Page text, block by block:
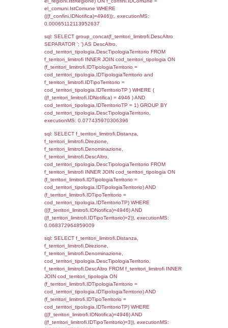
LEFT JOIN el_province AS el_province_1
a1_stabilimento.IstProvinciaSL =
el_regioni_1 ON
el_regioni_1.IstRegione where
executionMS: 0.00075197219848633
sql: SELECT a2p.Cognome, a2p.Nome
a2_ruolipersonale a2rp INNER JOIN
a2rp.IDPersonale = a2p.IDPersonale
(((a2p.IDNotifica)=4946) AND
executionMS: 0.0066161155700684
sql: SELECT a2p.Cognome, a2p.Nome
a2_ruolipersonale a2rp INNER JOIN
a2rp.IDPersonale = a2p.IDPersonale
(((a2p.IDNotifica)=4946) AND
executionMS: 0.0023429393768311
sql: SELECT Cognome, Nome FROM
reg_a2_ruolipersonale.IDPersonale =
reg_a2_personale.IDPersonale WHERE
executionMS: 0.0010409355163574
sql: SELECT cod_ipa_aoo.des_amm,
d1_controlli.UntAmmTerr,